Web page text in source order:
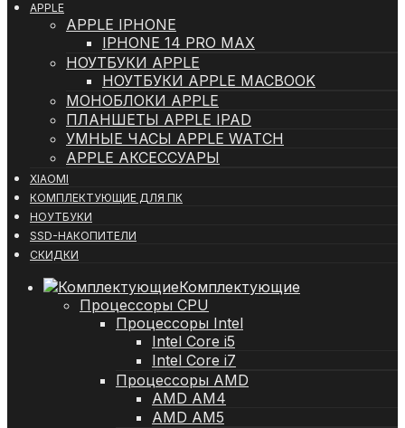
APPLE
APPLE IPHONE
IPHONE 14 PRO MAX
НОУТБУКИ APPLE
НОУТБУКИ APPLE MACBOOK
МОНОБЛОКИ APPLE
ПЛАНШЕТЫ APPLE IPAD
УМНЫЕ ЧАСЫ APPLE WATCH
APPLE АКСЕССУАРЫ
XIAOMI
КОМПЛЕКТУЮЩИЕ ДЛЯ ПК
НОУТБУКИ
SSD-НАКОПИТЕЛИ
СКИДКИ
Комплектующие
Процессоры CPU
Процессоры Intel
Intel Core i5
Intel Core i7
Процессоры AMD
AMD AM4
AMD AM5